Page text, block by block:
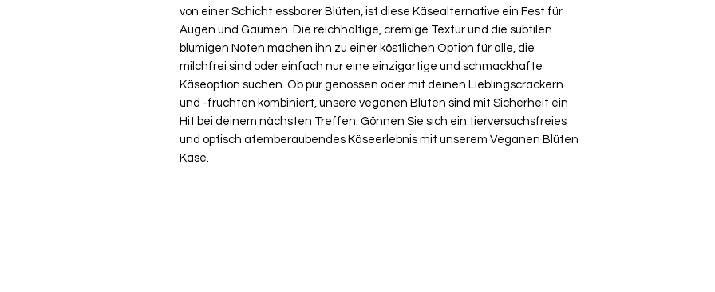
von einer Schicht essbarer Blüten, ist diese Käsealternative ein Fest für
Augen und Gaumen. Die reichhaltige, cremige Textur und die subtilen
blumigen Noten machen ihn zu einer köstlichen Option für alle, die
milchfrei sind oder einfach nur eine einzigartige und schmackhafte
Käseoption suchen. Ob pur genossen oder mit deinen Lieblingscrackern
und -früchten kombiniert, unsere veganen Blüten sind mit Sicherheit ein
Hit bei deinem nächsten Treffen. Gönnen Sie sich ein tierversuchsfreies
und optisch atemberaubendes Käseerlebnis mit unserem Veganen Blüten
Käse.